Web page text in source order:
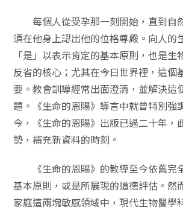
每個人從受孕那一刻開始，直到自
須在他身上認出他的位格尊嚴。向人的
「是」以表示肯定的基本原則，也是
反省的核心；尤其在今日世界裡，這個
要。教會訓導經常出面澄清，並解決這
題。《生命的恩賜》導言中就曾特別強
今，《生命的恩賜》出版已過二十年，
勢，補充新資料的時刻。
《生命的恩賜》的教導至今依舊完
基本原則，或是所展現的道德評估。然
家庭這兩塊敏感領域中，現代生物醫學